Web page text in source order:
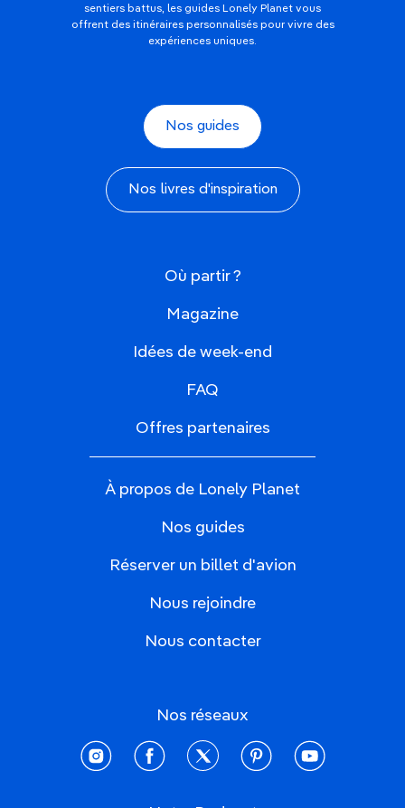
sentiers battus, les guides Lonely Planet vous
offrent des itinéraires personnalisés pour vivre des
expériences uniques.
Nos guides
Nos livres d'inspiration
Où partir ?
Magazine
Idées de week-end
FAQ
Offres partenaires
À propos de Lonely Planet
Nos guides
Réserver un billet d'avion
Nous rejoindre
Nous contacter
Nos réseaux
instagramfacebooktwitter pinterestyoutube